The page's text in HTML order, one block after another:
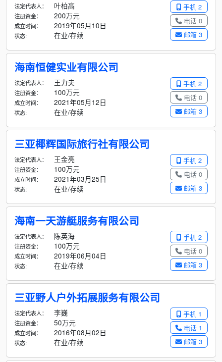
手机 2
电话 0
邮箱 3
法定代表人： 叶柏高
注册资金： 200万元
成立时间： 2019年05月10日
状态: 在业/存续
海南恒健实业有限公司
手机 2
电话 0
邮箱 3
法定代表人： 王力夫
注册资金： 100万元
成立时间： 2021年05月12日
状态: 在业/存续
三亚椰辉国际旅行社有限公司
手机 2
电话 0
邮箱 3
法定代表人： 王金亮
注册资金： 100万元
成立时间： 2021年03月25日
状态: 在业/存续
海南一天游艇服务有限公司
手机 2
电话 0
邮箱 3
法定代表人： 陈英海
注册资金： 100万元
成立时间： 2019年06月04日
状态: 在业/存续
三亚野人户外拓展服务有限公司
手机 1
电话 1
邮箱 3
法定代表人： 李巍
注册资金： 50万元
成立时间： 2016年08月02日
状态: 在业/存续